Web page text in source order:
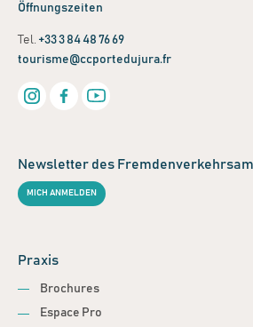
Öffnungszeiten
Tel. +33 3 84 48 76 69
tourisme@ccportedujura.fr
Newsletter des
MICH ANMELDEN
Praxis
Brochures
Espace Pro